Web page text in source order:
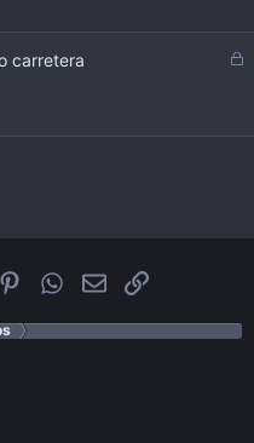
L
carretera
PinterestWhatsApp
EmailEnlace